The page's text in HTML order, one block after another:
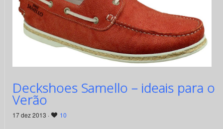
Deckshoes Samello – ideais para o
Verão
17 dez 2013 · 10